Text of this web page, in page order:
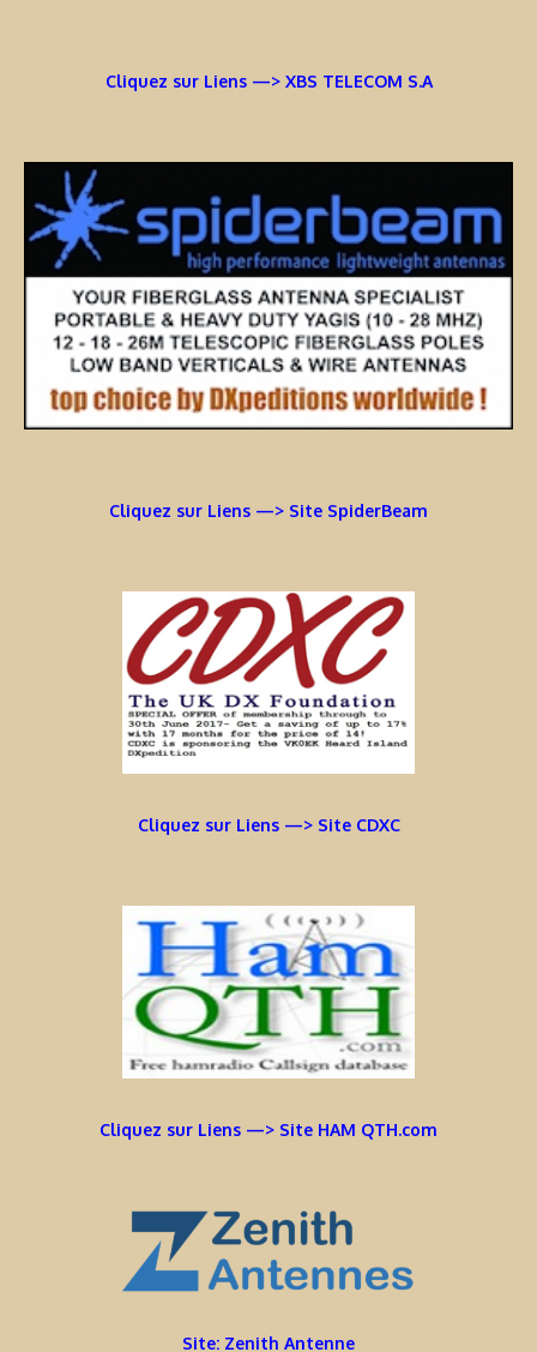
Cliquez sur Liens —> XBS TELECOM S.A
Cliquez sur Liens —> Site SpiderBeam
Cliquez sur Liens —> Site CDXC
Cliquez sur Liens —> Site HAM QTH.com
Site: Zenith Antenne